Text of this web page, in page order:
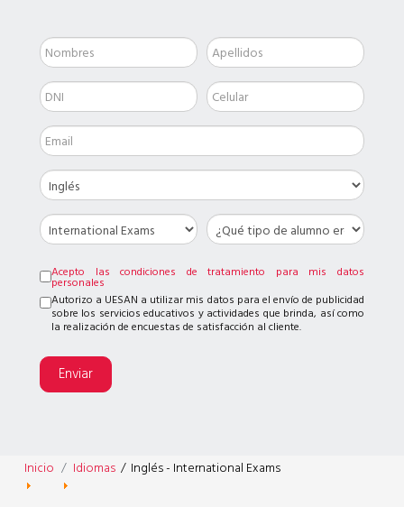
Acepto las condiciones de tratamiento para mis datos
personales
Autorizo a UESAN a utilizar mis datos para el envío de publicidad
sobre los servicios educativos y actividades que brinda, así como
la realización de encuestas de satisfacción al cliente.
Enviar
Inicio Idiomas / Inglés - International Exams